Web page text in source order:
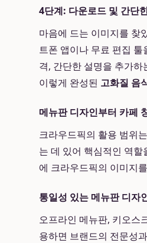
4단계: 다운로드 및 간단
마음에 드는 이미지를 찾
트폰 앱이나 무료 편집
격, 간단한 설명을 추가
이렇게 완성된 고화질 음
메뉴판 디자인부터 카페
크라우드픽의 활용 범위
는 데 있어 핵심적인 역
에 크라우드픽의 이미지
통일성 있는 메뉴판 디자
오프라인 메뉴판, 키오스
용하면 브랜드의 전문성